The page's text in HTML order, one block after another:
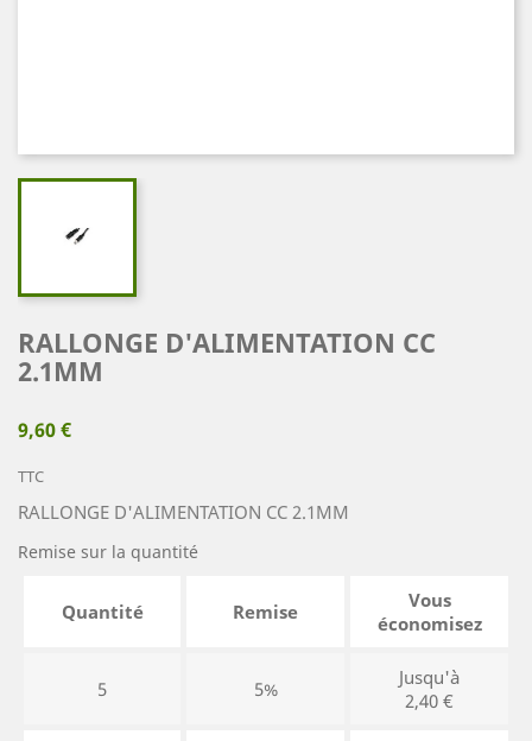
RALLONGE D'ALIMENTATION CC
2.1MM
9,60 €
TTC
RALLONGE D'ALIMENTATION CC 2.1MM
Remise sur la quantité
Quantité Remise
Vous
économisez
5 5%
Jusqu'à
2,40 €